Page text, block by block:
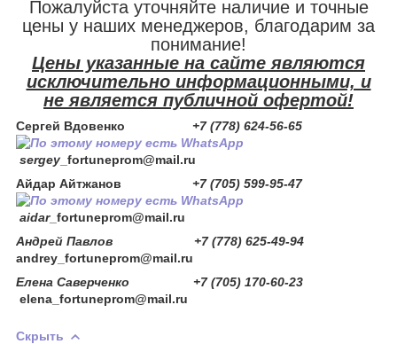
Пожалуйста уточняйте наличие и точные
цены у наших менеджеров, благодарим за
понимание!
Цены указанные на сайте являются
исключительно информационными, и
не является публичной офертой!
Сергей Вдовенко +7 (778) 624-56-65
sergey _fortuneprom@mail.ru
Айдар Айтжанов
+7 (705) 599-95-47
aidar_fortuneprom@mail.ru
Андрей Павлов +7 (778) 625-49-94
andrey_fortuneprom@mail.ru
Елена Саверченко +7 (705) 170-60-23
elena_fortuneprom@mail.ru
Скрыть